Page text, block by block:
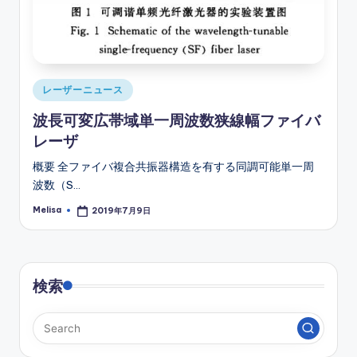
Posted
レーザーニュース
波長可変広帯域単一周波数狭線幅ファイバ
レーザ
概要 全ファイバ複合共振器構造を有する同調可能単一周
波数（S…
Posted
Melisa 2019年7月9日
検索